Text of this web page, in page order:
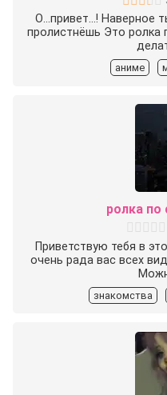
О...привет...! Наверное
пролистнёшь Это
аниме
ролка по
Приветствую тебя в
очень рада вас всех
знакомства